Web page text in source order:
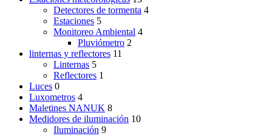
Detectores de tormenta 4
Estaciones 5
Monitoreo Ambiental 4
Pluviómetro 2
linternas y reflectores 11
Linternas 5
Reflectores 1
Luces 0
Luxometros 4
Maletines NANUK 8
Medidores de iluminación 10
Iluminación 9